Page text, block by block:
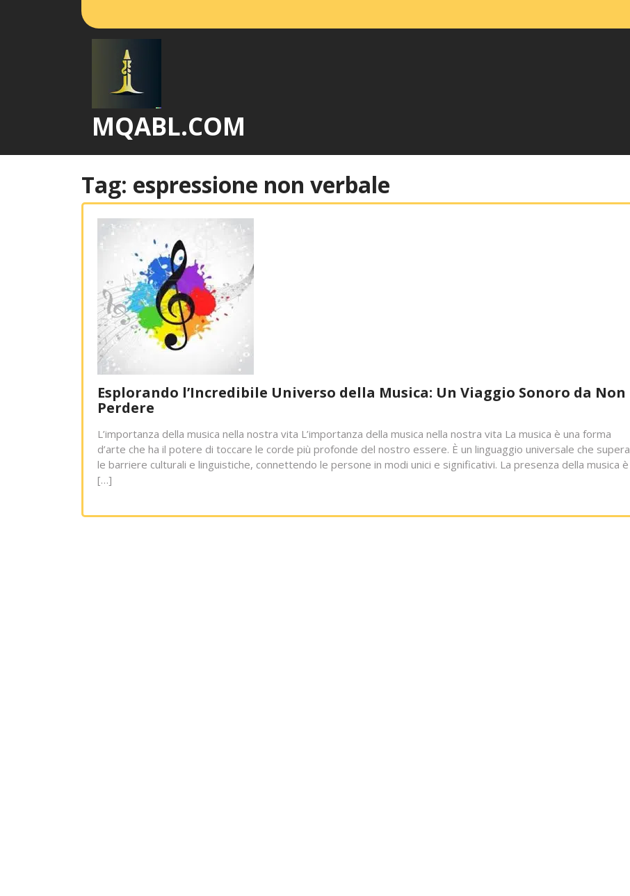
MQABL.COM
Tag: espressione non verbale
Esplorando l’Incredibile Universo della Musica: Un Viaggio Sonoro da Non
Perdere
L’importanza della musica nella nostra vita L’importanza della musica nella nostra vita La musica è una forma
d’arte che ha il potere di toccare le corde più profonde del nostro essere. È un linguaggio universale che supera
le barriere culturali e linguistiche, connettendo le persone in modi unici e significativi. La presenza della musica è
[…]